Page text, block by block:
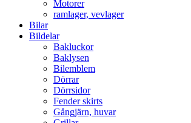
Motorer
ramlager, vevlager
Bilar
Bildelar
Bakluckor
Baklysen
Bilemblem
Dörrar
Dörrsidor
Fender skirts
Gångjärn, huvar